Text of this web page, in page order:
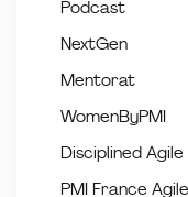
Podcast
NextGen
Mentorat
WomenByPMI
Disciplined Agile
PMI France Agile